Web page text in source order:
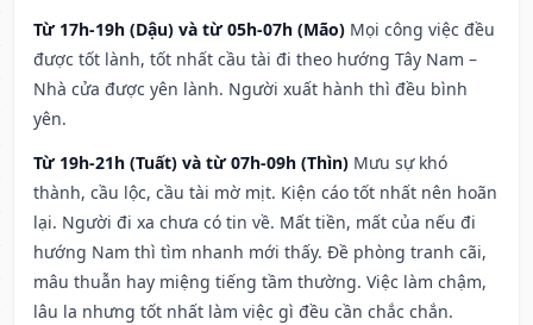
Từ 17h-19h (Dậu) và từ 05h-07h (Mão) Mọi công việc đều
được tốt lành, tốt nhất cầu tài đi theo hướng Tây Nam –
Nhà cửa được yên lành. Người xuất hành thì đều bình
yên.
Từ 19h-21h (Tuất) và từ 07h-09h (Thìn) Mưu sự khó
thành, cầu lộc, cầu tài mờ mịt. Kiện cáo tốt nhất nên hoãn
lại. Người đi xa chưa có tin về. Mất tiền, mất của nếu đi
hướng Nam thì tìm nhanh mới thấy. Đề phòng tranh cãi,
mâu thuẫn hay miệng tiếng tầm thường. Việc làm chậm,
lâu la nhưng tốt nhất làm việc gì đều cần chắc chắn.